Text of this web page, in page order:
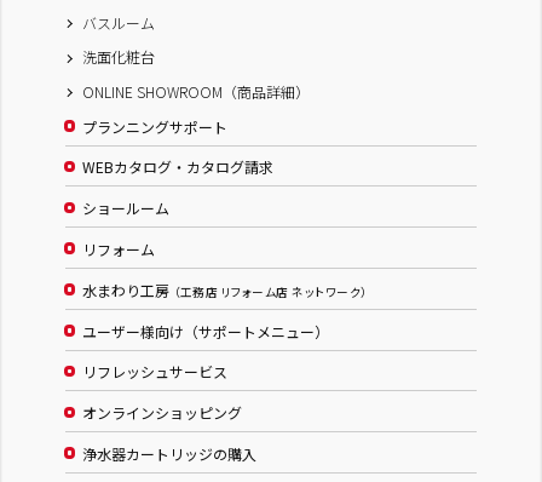
バスルーム
洗面化粧台
ONLINE SHOWROOM（商品詳細）
プランニングサポート
WEBカタログ・カタログ請求
ショールーム
リフォーム
水まわり工房 （工務店 リフォーム店 ネットワーク）
ユーザー様向け（サポートメニュー）
リフレッシュサービス
オンラインショッピング
浄水器カートリッジの購入